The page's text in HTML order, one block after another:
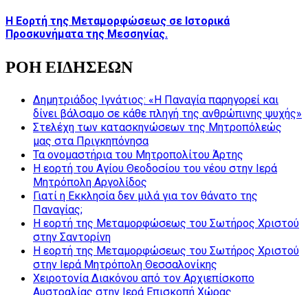
Η Εορτή της Μεταμορφώσεως σε Ιστορικά
Προσκυνήματα της Μεσσηνίας.
ΡΟΗ ΕΙΔΗΣΕΩΝ
Δημητριάδος Ιγνάτιος: «Η Παναγία παρηγορεί και
δίνει βάλσαμο σε κάθε πληγή της ανθρώπινης ψυχής»
Στελέχη των κατασκηνώσεων της Μητροπόλεώς
μας στα Πριγκηπόνησα
Τα ονομαστήρια του Μητροπολίτου Άρτης
Η εορτή του Αγίου Θεοδοσίου του νέου στην Ιερά
Μητρόπολη Αργολίδος
Γιατί η Εκκλησία δεν μιλά για τον θάνατο της
Παναγίας;
Η εορτή της Μεταμορφώσεως του Σωτήρος Χριστού
στην Σαντορίνη
Η εορτή της Μεταμορφώσεως του Σωτήρος Χριστού
στην Ιερά Μητρόπολη Θεσσαλονίκης
Χειροτονία Διακόνου από τον Αρχιεπίσκοπο
Αυστραλίας στην Ιερά Επισκοπή Χώρας